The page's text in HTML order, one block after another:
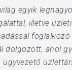
egyik
illetve
foglalkozó
dolgozott, ahol
ügyvezető